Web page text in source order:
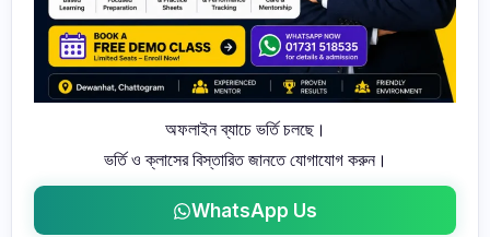
অফলাইন ব্যাচে ভর্তি চলছে।
ভর্তি ও ক্লাসের বিস্তারিত জানতে যোগাযোগ করুন।
WhatsApp Us